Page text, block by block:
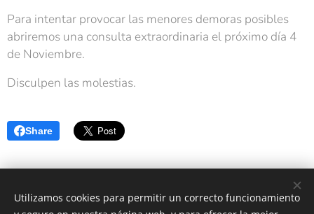
Para intentar provocar las menores demoras posibles
abriremos una consulta extraordinaria el próximo día 4
de Noviembre.
Disculpen las molestias.
Share
Neurología Castellón|Developing your Brain
Utilizamos cookies para permitir un correcto funcionamiento